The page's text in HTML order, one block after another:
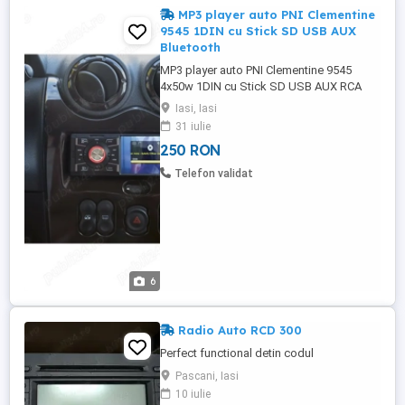
6
MP3 player auto PNI Clementine
9545 1DIN cu Stick SD USB AUX
Bluetooth
MP3 player auto PNI Clementine 9545
4x50w 1DIN cu Stick SD USB AUX RCA
Bluetooth Tintom.ro bld. Dacia 57 IASI
Luni-Vineri 10-19 Sambata 10-16
TRANSPORT prin curier in toata tara.
Factura cu TVA si garantie ! Bluetooth
Player-ul MP5 PNI Clementine 9545 este
Iasi, Iasi
31 iulie
250 RON
Telefon validat
Radio Auto RCD 300
Perfect functional detin codul
Pascani, Iasi
10 iulie